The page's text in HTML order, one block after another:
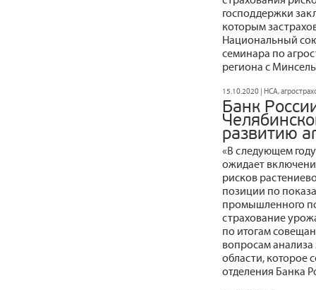
господдержки
которым
Национальный
семинара по
региона с
15.10.2020 | НСА,
Банк
развитию
«В следующем
ожидает
рисков
позиции по
промышленного
страхование
по итогам
вопросам
области, которое
отделения Банка